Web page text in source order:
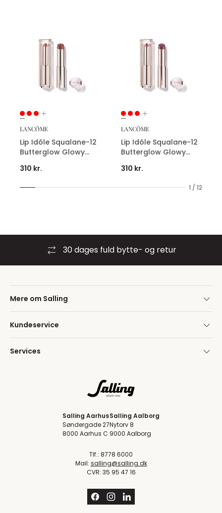
1 / 12
LANCÔME
Lip Idôle Squalane-12
Butterglow Glowy
310 kr.
LANCÔME
Lip Idôle Squalane-12
Butterglow Glowy
310 kr.
30 dages fuld bytte- og retur
Mere om Salling
Kundeservice
Services
Salling Aarhus
Søndergade 27
8000 Aarhus C
Salling Aalborg
Nytorv 8
9000 Aalborg
Tlf.: 8778 6000
Mail: salling@salling.dk
CVR: 35 95 47 16